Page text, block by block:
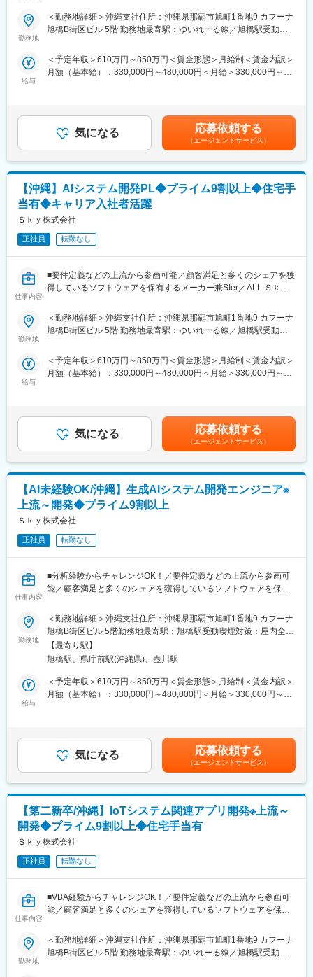
■働く環境・やりがい：
・24時間365日チームで対応するため、大規模なサービスを支え
るやりがいをチームで実感することができます。
（1）夜勤1,350円（22時～2時の時間帯は深夜割増込で時給1,715
円）
（2）深夜勤1,550円（1時30分～5時の時間帯は深夜割増込で時給
1,965円）
■事業内容：
「協創する喜びにあふれる人と組織と社会の発展に貢献する」と
いうミッションを掲げ、企業内における情報共有・コミュニケー
ション分野に特化したITソリューションの企画から開発、コンサ
主に従業員数 数千～数万名規模の大企業をターゲットとし、目ま
り出すことが特長です。
変更の範囲：会社の定める業務
均残業18.3時間／定時退社日あり～
すべく、事業を展開しています。
データ分析基盤を構成する、データレイクやDWH（データウェア
・データレイク、DWH、データマート、BIの構築・開発
■案件例
・生成AIによる社内ドキュメント検索チャットボット
・当社パッケージ「SKYSEA Client View」のPCログを分析し可
視化
・製造業向けに在庫管理、財務会計の情報をMicrosoft Azure上に
統合し分析
・製品企画部門向けに製品の品質に関する情報をAmazon Web
Services上に統合し分析
・物流業向けに各種システムの業務情報を集約し経営判断情報と
Webアプリケーションシステムを中心としたスクラッチ開発を主
な事業としていますが、DX市場に向けて、現在新しい事業領域へ
その新しい事業領域の一つが、生成AIのシステム開発、およびデ
ータ分析関連のシステム開発となります。
激な増加傾向にあるため、ご活躍いただける環境が多くありま
す。
があり、好奇心が旺盛です。また自分の担当しているプロジェク
ト以外にも、仲間が困っている時は手をさしのべるメンバーが多
く在籍しています。
＜入社後の流れ＞
入社後は配属部署にてプロジェクトに参画していただきます。勉
強会や研修など、必要に応じて参加できる学びの場も多数ありま
す。ご経験を考慮しつつPL／PMなどのポジションを積極的にお
任せしていきます。
勤務地
＜勤務地詳細＞沖縄支社住所：沖縄県那覇市旭町1番地9 カフーナ
旭橋B街区ビル 5階 勤務地最寄駅：ゆいれーる線／旭橋駅受動喫
給与
＜予定年収＞610万円～850万円＜賃金形態＞月給制＜賃金内訳＞
月額（基本給）：330,000円～480,000円＜月給＞330,000円～
収提示例 ※月20h残業を実施した場合＞ 【サブチーフ】29
歳 年収：7,450,000円【チーフ】35歳 年収：8,500,000円賃金
はあくまでも目安の金額であり、選考を通じて上下する可能性が
あります。月給(月額)は固定手当を含めた表記です。
気になる 応募依頼する
（エージェントサービス）
【沖縄】AIシステム開発PL◆プライム9割以上◆住宅手
当有◆キャリア入社者活躍
Ｓｋｙ株式会社
正社員 転勤なし
仕事内容
■要件定義などの上流から参画可能／顧客満足と多くのシェアを獲
得しているソフトウェアを保有するメーカー兼SIer／ALL Ｓｋｙ
有給休暇取得促進■
義や基本設計といった上流設計を行います。
設計工程以降では、開発体制のリーダーポジションとして、プロ
・生成AIによる社内ドキュメント検索チャットボット
・当社パッケージ「SKYSEA Client View」のPCログを分析し可
視化
・製造業向けに在庫管理、財務会計の情報をMicrosoft Azure上に
統合し分析
・製品企画部門向けに製品の品質に関する情報をAmazon Web
Services上に統合し分析
・物流業向けに各種システムの業務情報を集約し経営判断情報と
して活用するための基盤を構築
な事業としていますが、DX市場に向けて、現在新しい事業領域へ
注力しています。
ータ分析関連のシステム開発となります。
生成AIの市場における需要は拡大の一途をたどっており、今後さ
らに増加していくとみられています。当社においても案件数が急
激な増加傾向にあるため、ご活躍いただける環境が多くありま
す。
同事業に携わっているメンバーの特徴としては、新しい技術を積
極的に習得し、スキルアップをしていくというポジティブな思考
＜入社後の流れ＞
入社後は配属部署にてプロジェクトに参画していただきます。勉
す。ご経験を考慮しつつPL／PMなどのポジションを積極的にお
任せしていきます。
変更の範囲：会社の定める業務
勤務地
＜勤務地詳細＞沖縄支社住所：沖縄県那覇市旭町1番地9 カフーナ
旭橋B街区ビル 5階 勤務地最寄駅：ゆいれーる線／旭橋駅受動喫
給与
＜予定年収＞610万円～850万円＜賃金形態＞月給制＜賃金内訳＞
月額（基本給）：330,000円～480,000円＜月給＞330,000円～
収提示例 ※月20h残業を実施した場合＞ 【サブチーフ】29
歳 年収：7,450,000円【チーフ】35歳 年収：8,500,000円賃金
はあくまでも目安の金額であり、選考を通じて上下する可能性が
あります。月給(月額)は固定手当を含めた表記です。
気になる 応募依頼する
（エージェントサービス）
【AI未経験OK/沖縄】生成AIシステム開発エンジニア※
上流～開発◆プライム9割以上
Ｓｋｙ株式会社
正社員 転勤なし
仕事内容
■分析経験からチャレンジOK！／要件定義などの上流から参画可
能／顧客満足と多くのシェアを獲得しているソフトウェアを保有
残業18.3時間／定時退社日あり／有給休暇取得促進■
■業務概要
クラウドインフラ上で生成AIモデルを組み込んだアプリケーショ
ンレイヤーの開発を担当します。
プロンプトエンジニアリングやRAG、エージェント開発など生成
AI技術を用いた幅広い開発を、クラウドネイティブな開発手法を
■配属先について
さまざまなビジネスシーンにおいて、生成AIの活用が進んでいま
体験の向上や、カスタマーサポートや社内ヘルプデスクの効率化
など、生成AIの活用によってビジネスのあり方が大きく変わろう
としています。
特に、クラウドプラットフォームを活用した生成AIシステムの開
発は、その柔軟性、拡張性やコスト効率の高さからニーズが高ま
っています。
日々進化するAI技術を迅速にキャッチアップし最新のソリューシ
ョンを提供し続ける上でもクラウドを用いた開発はそのスピード
感に大きなアドバンテージがあります。生成AIとクラウド技術を
駆使して、新たな価値を提供するシステム開発を行っています。
＜入社後の流れ＞
入社後は配属部署にてプロジェクトに参画していただきます。勉
勤務地
＜勤務地詳細＞沖縄支社住所：沖縄県那覇市旭町1番地9 カフーナ
旭橋B街区ビル 5階勤務地最寄駅：旭橋駅受動喫煙対策：屋内全面
禁煙変更の範囲：会社の定める事業所
【最寄り駅】
旭橋駅、県庁前駅(沖縄県)、壺川駅
給与
＜予定年収＞610万円～850万円＜賃金形態＞月給制＜賃金内訳＞
月額（基本給）：330,000円～480,000円＜月給＞330,000円～
収提示例 ※月20h残業を実施した場合＞ 【サブチーフ】29
歳 年収：7,450,000円【チーフ】35歳 年収：8,500,000円賃金
はあくまでも目安の金額であり、選考を通じて上下する可能性が
あります。月給(月額)は固定手当を含めた表記です。
気になる 応募依頼する
（エージェントサービス）
【第二新卒/沖縄】IoTシステム関連アプリ開発※上流～
開発◆プライム9割以上◆住宅手当有
Ｓｋｙ株式会社
正社員 転勤なし
仕事内容
■VBA経験からチャレンジOK！／要件定義などの上流から参画可
能／顧客満足と多くのシェアを獲得しているソフトウェアを保有
残業18.3H以内／定時退社日あり／有給休暇取得促進■
勤務地
＜勤務地詳細＞沖縄支社住所：沖縄県那覇市旭町1番地9 カフーナ
旭橋B街区ビル 5階 勤務地最寄駅：ゆいれーる線／旭橋駅受動喫